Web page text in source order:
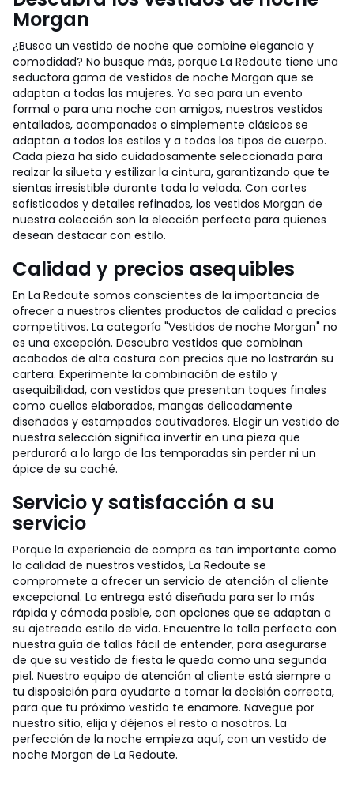
Morgan
¿Busca un vestido de noche que combine elegancia y
comodidad? No busque más, porque La Redoute tiene una
seductora gama de vestidos de noche Morgan que se
adaptan a todas las mujeres. Ya sea para un evento
formal o para una noche con amigos, nuestros vestidos
entallados, acampanados o simplemente clásicos se
adaptan a todos los estilos y a todos los tipos de cuerpo.
Cada pieza ha sido cuidadosamente seleccionada para
realzar la silueta y estilizar la cintura, garantizando que te
sientas irresistible durante toda la velada. Con cortes
sofisticados y detalles refinados, los vestidos Morgan de
nuestra colección son la elección perfecta para quienes
desean destacar con estilo.
Calidad y precios asequibles
En La Redoute somos conscientes de la importancia de
ofrecer a nuestros clientes productos de calidad a precios
competitivos. La categoría "Vestidos de noche Morgan" no
es una excepción. Descubra vestidos que combinan
acabados de alta costura con precios que no lastrarán su
cartera. Experimente la combinación de estilo y
asequibilidad, con vestidos que presentan toques finales
como cuellos elaborados, mangas delicadamente
diseñadas y estampados cautivadores. Elegir un vestido de
nuestra selección significa invertir en una pieza que
perdurará a lo largo de las temporadas sin perder ni un
ápice de su caché.
Servicio y satisfacción a su
servicio
Porque la experiencia de compra es tan importante como
la calidad de nuestros vestidos, La Redoute se
compromete a ofrecer un servicio de atención al cliente
excepcional. La entrega está diseñada para ser lo más
rápida y cómoda posible, con opciones que se adaptan a
su ajetreado estilo de vida. Encuentre la talla perfecta con
nuestra guía de tallas fácil de entender, para asegurarse
de que su vestido de fiesta le queda como una segunda
piel. Nuestro equipo de atención al cliente está siempre a
tu disposición para ayudarte a tomar la decisión correcta,
para que tu próximo vestido te enamore. Navegue por
nuestro sitio, elija y déjenos el resto a nosotros. La
perfección de la noche empieza aquí, con un vestido de
noche Morgan de La Redoute.